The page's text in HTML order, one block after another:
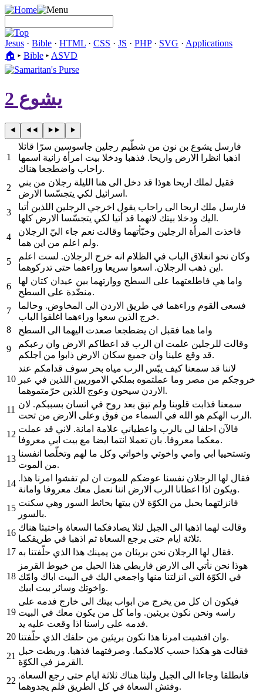
Jesus · Bible · HTML · CSS · JS · PHP· SVG · Applications
🏠︎ ▸ Bible ▸ ASVD
يشوع 2
1
فارسل يشوع بن نون من شطّيم رجلين جاسوسين سرّا قائلا
اذهبا انظرا الارض واريحا. فذهبا ودخلا بيت امرأة زانية اسمها
راحاب واضطجعا هناك.
2
فقيل لملك اريحا هوذا قد دخل الى هنا الليلة رجلان من بني
اسرائيل لكي يتجسّسا الارض.
3
فارسل ملك اريحا الى راحاب يقول اخرجي الرجلين اللذين أتيا
اليك ودخلا بيتك لانهما قد أتيا لكي يتجسّسا الارض كلها.
4
فاخذت المرأة الرجلين وخبّأتهما وقالت نعم جاء اليّ الرجلان
ولم اعلم من اين هما.
5
وكان نحو انغلاق الباب في الظلام انه خرج الرجلان. لست اعلم
اين ذهب الرجلان. اسعوا سريعا وراءهما حتى تدركوهما.
6
واما هي فاطلعتهما على السطح ووارتهما بين عيدان كتان لها
منضّدة على السطح.
7
فسعى القوم وراءهما في طريق الاردن الى المخاوض. وحالما
خرج الذين سعوا وراءهما اغلقوا الباب.
8
واما هما فقبل ان يضطجعا صعدت اليهما الى السطح
9
وقالت للرجلين علمت ان الرب قد اعطاكم الارض وان رعبكم
قد وقع علينا وان جميع سكان الارض ذابوا من اجلكم.
10
لاننا قد سمعنا كيف يبّس الرب مياه بحر سوف قدامكم عند
خروجكم من مصر وما عملتموه بملكي الاموريين اللذين في عبر
الاردن سيحون وعوج اللذين حرّمتموهما.
11
سمعنا فذابت قلوبنا ولم تبق بعد روح في انسان بسببكم. لان
الرب الهكم هو الله في السماء من فوق وعلى الارض من تحت.
12
فالآن احلفا لي بالرب واعطياني علامة امانة. لاني قد عملت
معكما معروفا. بان تعملا انتما ايضا مع بيت ابي معروفا.
13
وتستحييا ابي وامي واخوتي واخواتي وكل ما لهم وتخلّصا انفسنا
من الموت.
14
فقال لها الرجلان نفسنا عوضكم للموت ان لم تفشوا امرنا هذا.
ويكون اذا اعطانا الرب الارض اننا نعمل معك معروفا وامانة.
15
فانزلتهما بحبل من الكوّة لان بيتها بحائط السور وهي سكنت
بالسور.
16
وقالت لهما اذهبا الى الجبل لئلا يصادفكما السعاة واختبئا هناك
ثلاثة ايام حتى يرجع السعاة ثم اذهبا في طريقكما.
17
فقال لها الرجلان نحن بريئان من يمينك هذا الذي حلّفتنا به.
18
هوذا نحن نأتي الى الارض فاربطي هذا الحبل من خيوط القرمز
في الكوّة التي انزلتنا منها واجمعي اليك في البيت اباك وامّك
واخوتك وسائر بيت ابيك.
19
فيكون ان كل من يخرج من ابواب بيتك الى خارج فدمه على
راسه ونحن نكون بريئين. واما كل من يكون معك في البيت
فدمه على راسنا اذا وقعت عليه يد.
20
وان افشيت امرنا هذا نكون بريئين من حلفك الذي حلّفتنا.
21
فقالت هو هكذا حسب كلامكما. وصرفتهما فذهبا. وربطت حبل
القرمز في الكوّة.
22
فانطلقا وجاءا الى الجبل ولبثا هناك ثلاثة ايام حتى رجع السعاة.
وفتش السعاة في كل الطريق فلم يجدوهما.